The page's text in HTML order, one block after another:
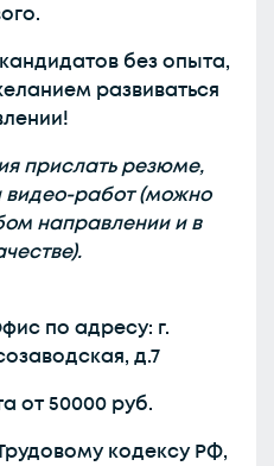
без опыта,
развиваться
прислать резюме,
работ (можно
направлении и в
по адресу: г.
д.7
от 50000 руб.
кодексу РФ,